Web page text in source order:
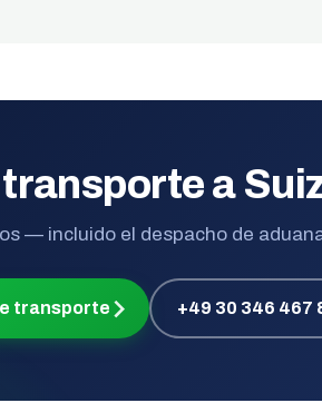
a
— incluido el despacho de
transporte +49 30 346 467